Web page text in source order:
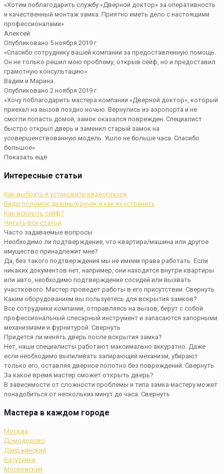
«Хотим поблагодарить службу «Дверной доктор» за оперативность
и качественный монтаж замка. Приятно иметь дело с настоящими
профессионалами»
Алексей
Опубликовано 5 ноября 2019 г.
«Спасибо сотруднику вашей компании за предоставленную помощь.
Он не только решил мою проблему, открыв сейф, но и предоставил
грамотную консультацию»
Вадим и Марина:
Опубликовано 2 ноября 2019 г.
«Хочу поблагодарить мастера компании «Дверной доктор», который
приехал на вызов поздно ночью. Вернулись из аэропорта и не
смогли попасть домой, замок оказался поврежден. Специалист
быстро открыл дверь и заменил старый замок на
усовершенствованную модель. Ушло не больше часа. Спасибо
большое»
Показать ещё
Интересные статьи
Как выбрать и установить видеоглазок
Виды поломок дверных ручек и как их устранить
Как вскрыть сейф?
Читать все статьи
Часто задаваемые вопросы
Необходимо ли подтверждение, что квартира/машина или другое
имущество принадлежит мне?
Да, без такого подтверждения мы не имеем права работать. Если
никаких документов нет, например, они находятся внутри квартиры
или авто, необходимо подтверждение соседей или вызвать
участкового. Мастер проведет работы в его присутствии. Свернуть
Каким оборудованием вы пользуетесь для вскрытия замков?
Все сотрудники компании, отправляясь на вызов, берут с собой
профессиональный слесарный инструмент и запасаются запорными
механизмами и фурнитурой. Свернуть
Придется ли менять дверь после вскрытия замка?
Нет, наши специалисты работают максимально аккуратно. Даже
если необходимо выпиливать запирающий механизм, убирают
только его, оставляя дверное полотно без повреждений. Свернуть
За какое время мастер сможет открыть дверь?
В зависимости от сложности проблемы и типа замка мастеру может
понадобиться от нескольких минут до часа. Свернуть
Мастера в каждом городе
Москва
Домодедово
Дзержинский
Ватутинки
Московский